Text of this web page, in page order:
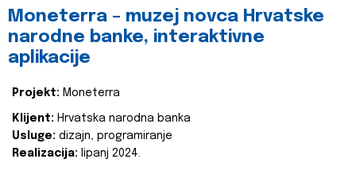
Moneterra – muzej novca Hrvatske
narodne banke, interaktivne
aplikacije
Projekt: Moneterra
Klijent: Hrvatska narodna banka
Usluge: dizajn, programiranje
Realizacija: lipanj 2024.